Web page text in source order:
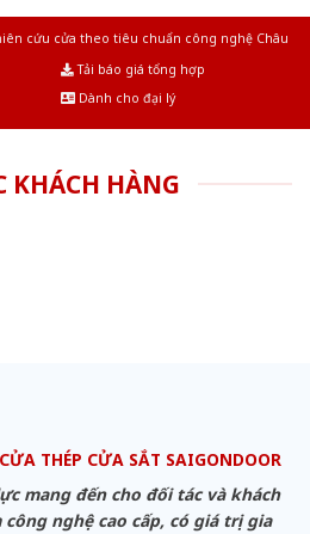
cứu cửa theo tiêu chuẩn công nghệ Châu
Tải báo giá tổng hợp
Dành cho đại lý
KHÁCH HÀNG
THÉP CỬA SẮT SAIGONDOOR
mang đến cho đối tác và khách
nghệ cao cấp, có giá trị gia